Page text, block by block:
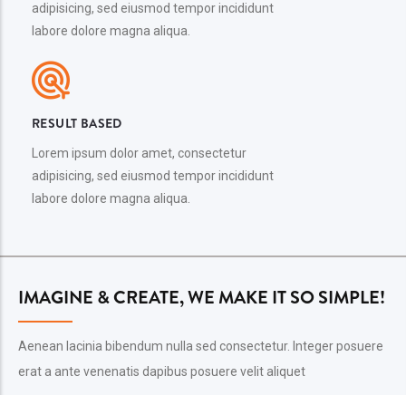
adipisicing, sed eiusmod tempor incididunt
labore dolore magna aliqua.
RESULT BASED
Lorem ipsum dolor amet, consectetur
adipisicing, sed eiusmod tempor incididunt
labore dolore magna aliqua.
IMAGINE & CREATE, WE MAKE IT SO SIMPLE!
Aenean lacinia bibendum nulla sed consectetur. Integer posuere
erat a ante venenatis dapibus posuere velit aliquet